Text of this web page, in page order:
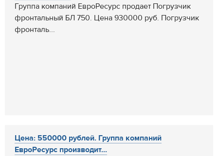
Группа компаний ЕвроРесурс продает Погрузчик
фронтальный БЛ 750. Цена 930000 руб. Погрузчик
фронталь...
Цена: 550000 рублей. Группа компаний
ЕвроРесурс производит...